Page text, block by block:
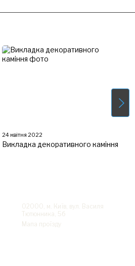
24 квітня 2022
Викладка декоративного каміння
02000, м. Київ, вул. Василя
Тютюнника, 5б
Мапа проїзду